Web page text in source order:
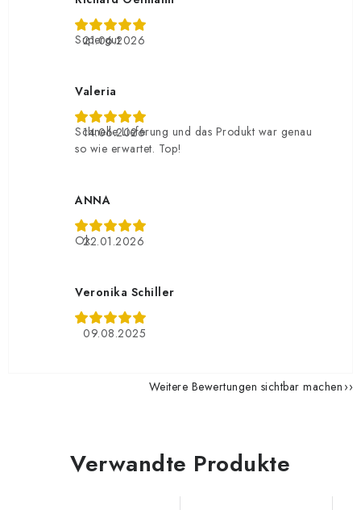
21.06.2026
Supergut
Valeria
14.06.2026
Schnelle Lieferung und das Produkt war genau
so wie erwartet. Top!
ANNA
22.01.2026
Ok
Veronika Schiller
09.08.2025
Weitere Bewertungen sichtbar machen
Verwandte Produkte